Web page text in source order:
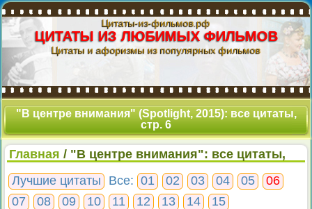
Цитаты-из-фильмов.рф
ЦИТАТЫ ИЗ ЛЮБИМЫХ ФИЛЬМОВ
Цитаты и афоризмы из популярных фильмов
"В центре внимания" (Spotlight, 2015): все цитаты,
стр. 6
Главная / "В центре внимания": все цитаты,
стр. 6
Лучшие цитаты
Все: 01 02 03 04 05
06
07
08 09 10 11 12 13 14 15